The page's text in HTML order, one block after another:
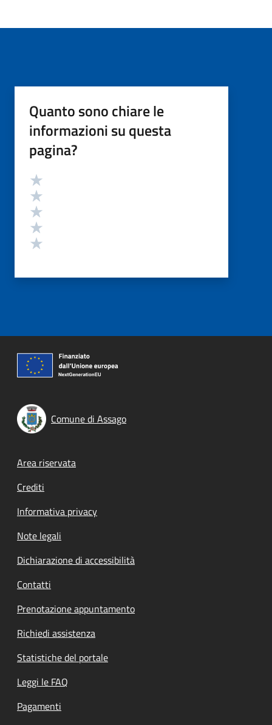
Quanto sono chiare le
informazioni su questa
pagina?
Valutazione
Comune di Assago
Footer menu
Area riservata
Crediti
Informativa privacy
Note legali
Dichiarazione di accessibilità
Contatti
Prenotazione appuntamento
Richiedi assistenza
Statistiche del portale
Leggi le FAQ
Pagamenti